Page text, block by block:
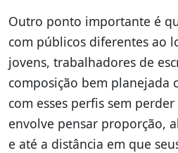
Outro ponto importante é
com públicos diferentes ao
jovens, trabalhadores de
composição bem planejada
com esses perfis sem
envolve pensar proporção,
e até a distância em que